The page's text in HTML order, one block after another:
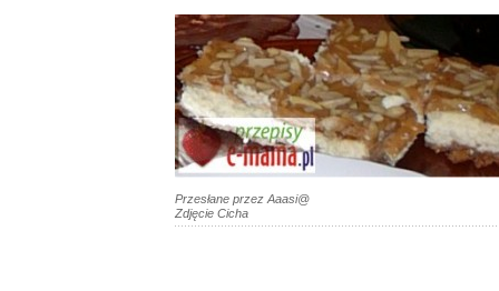
Przesłane przez Aaasi@
Zdjęcie Cicha